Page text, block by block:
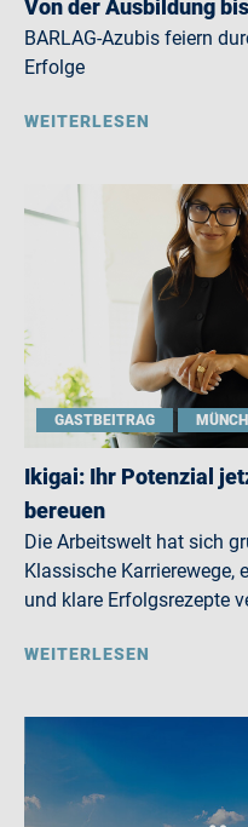
Von der Ausbildung
BARLAG-Azubis feiern
Erfolge
WEITERLESEN
GASTBEITRAG
Ikigai: Ihr Potenzial
bereuen
Die Arbeitswelt hat sich
Klassische Karrierewege,
und klare Erfolgsrezepte
WEITERLESEN